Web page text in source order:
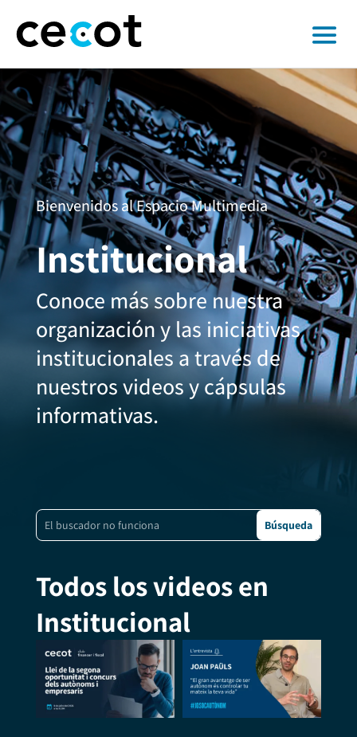
Bienvenidos al Espacio Multimedia
Institucional
Conoce más sobre nuestra
organización y las iniciativas
institucionales a través de
nuestros videos y cápsulas
informativas.
Todos los videos en
Institucional